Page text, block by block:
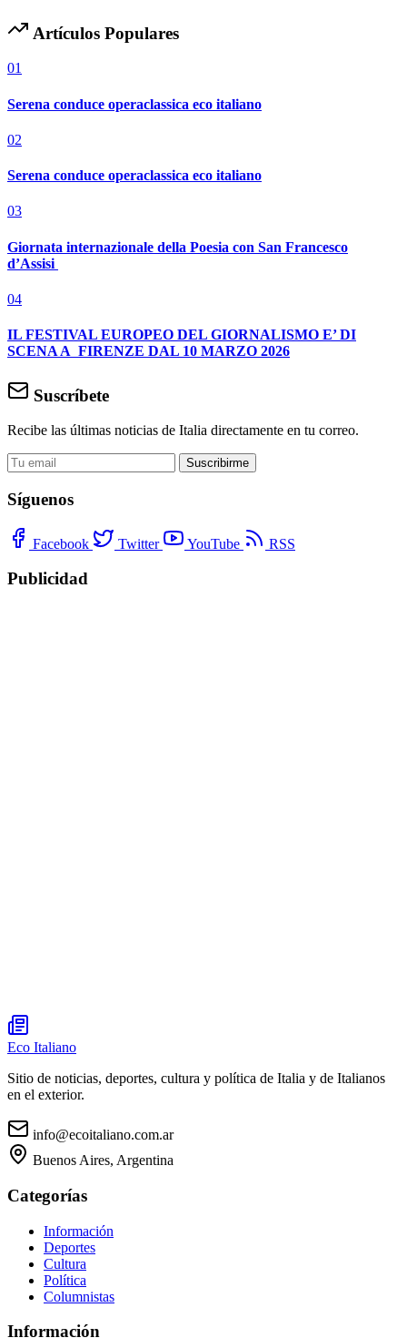
Artículos Populares
01
Serena conduce operaclassica eco italiano
02
Serena conduce operaclassica eco italiano
03
Giornata internazionale della Poesia con San Francesco
d’Assisi
04
IL FESTIVAL EUROPEO DEL GIORNALISMO E’ DI
SCENA A FIRENZE DAL 10 MARZO 2026
Suscríbete
Recibe las últimas noticias de Italia directamente en tu correo.
Suscribirme
Síguenos
Facebook Twitter YouTube RSS
Publicidad
Eco Italiano
Sitio de noticias, deportes, cultura y política de Italia y de Italianos
en el exterior.
info@ecoitaliano.com.ar
Buenos Aires, Argentina
Categorías
Información
Deportes
Cultura
Política
Columnistas
Información